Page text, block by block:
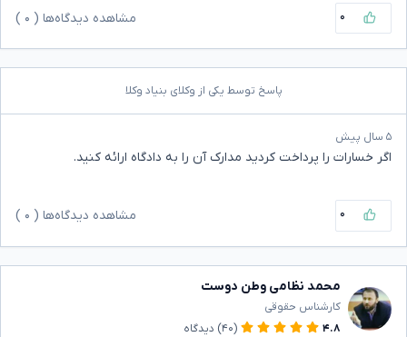
۰ مشاهده دیدگاه‌ها ( ۰
پاسخ توسط یکی از وکلای بنیاد وکلا
۵ سال پیش
اگر خسارات را پرداخت کردید مدارک آن را به دادگاه ارائه کنید.
۰ مشاهده دیدگاه‌ها ( ۰
محمد نظامی وطن دوست
کارشناس حقوقی
۴.۸
(۴۰) دیدگاه